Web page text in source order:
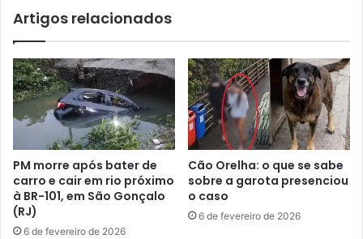
Artigos relacionados
PM morre após bater de
carro e cair em rio próximo
à BR-101, em São Gonçalo
(RJ)
6 de fevereiro de 2026
Cão Orelha: o que se sabe
sobre a garota presenciou
o caso
6 de fevereiro de 2026